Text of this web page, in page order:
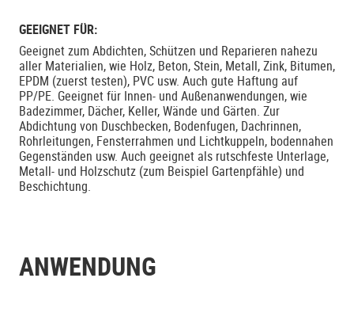
GEEIGNET FÜR:
Geeignet zum Abdichten, Schützen und Reparieren nahezu
aller Materialien, wie Holz, Beton, Stein, Metall, Zink, Bitumen,
EPDM (zuerst testen), PVC usw. Auch gute Haftung auf
PP/PE. Geeignet für Innen- und Außenanwendungen, wie
Badezimmer, Dächer, Keller, Wände und Gärten. Zur
Abdichtung von Duschbecken, Bodenfugen, Dachrinnen,
Rohrleitungen, Fensterrahmen und Lichtkuppeln, bodennahen
Gegenständen usw. Auch geeignet als rutschfeste Unterlage,
Metall- und Holzschutz (zum Beispiel Gartenpfähle) und
Beschichtung.
ANWENDUNG